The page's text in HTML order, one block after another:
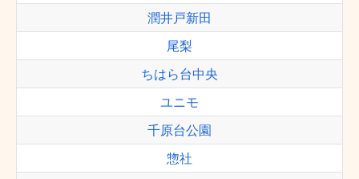
潤井戸新田
尾梨
ちはら台中央
ユニモ
千原台公園
惣社